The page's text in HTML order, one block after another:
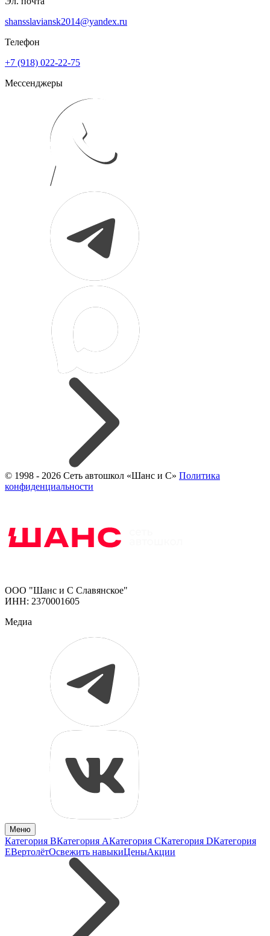
shansslaviansk2014@yandex.ru
Телефон
+7 (918) 022-22-75
Мессенджеры
© 1998 - 2026 Сеть автошкол «Шанс и С» Политика
конфиденциальности
ООО "Шанс и С Славянское"
ИНН: 2370001605
Медиа
Меню
Категория BКатегория AКатегория CКатегория DКатегория
EВертолётОсвежить навыкиЦеныАкции